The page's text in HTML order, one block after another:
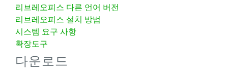
리브레오피스 다른 언어 버전
리브레오피스 설치 방법
시스템 요구 사항
확장도구
다운로드